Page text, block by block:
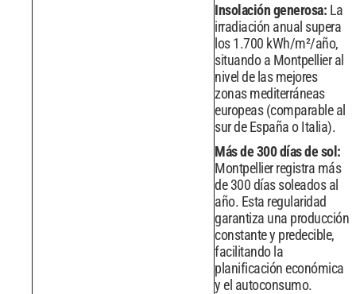
Insolación generosa: La
irradiación anual supera
los 1.700 kWh/m²/año,
situando a Montpellier al
nivel de las mejores
zonas mediterráneas
europeas (comparable al
sur de España o Italia).
Más de 300 días de sol:
Montpellier registra más
de 300 días soleados al
año. Esta regularidad
garantiza una producción
constante y predecible,
facilitando la
planificación económica
y el autoconsumo.